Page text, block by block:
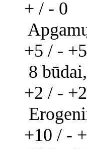
+ / - 0
+5 / - +5
8
+2 / - +2
+10 / -